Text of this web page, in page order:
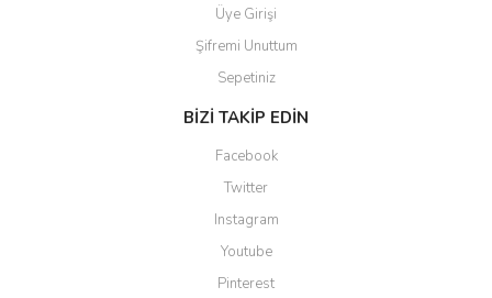
Üye Girişi
Şifremi Unuttum
Sepetiniz
BİZİ TAKİP EDİN
Facebook
Twitter
Instagram
Youtube
Pinterest